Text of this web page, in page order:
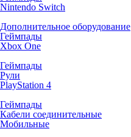
Nintendo Switch
Дополнительное оборудование
Геймпады
Xbox One
Геймпады
Рули
PlayStation 4
Геймпады
Кабели соединительные
Мобильные